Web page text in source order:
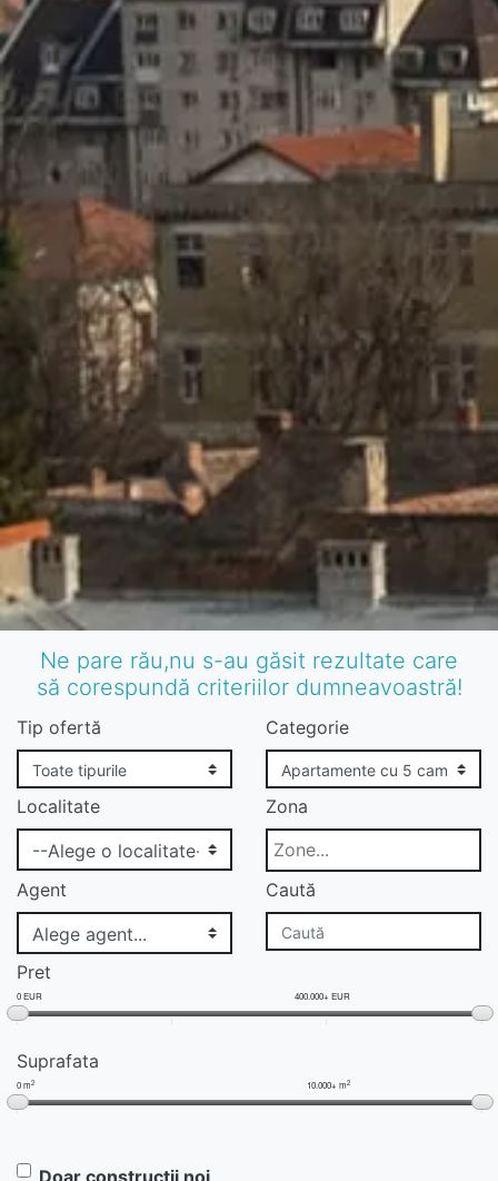
Ne pare rău,nu s-au găsit rezultate care
să corespundă criteriilor dumneavoastră!
Tip ofertă Categorie
Localitate Zona
Agent Caută
Pret
0 EUR 400.000+ EUR
Suprafata
0 m2 10.000+ m2
Doar constructii noi